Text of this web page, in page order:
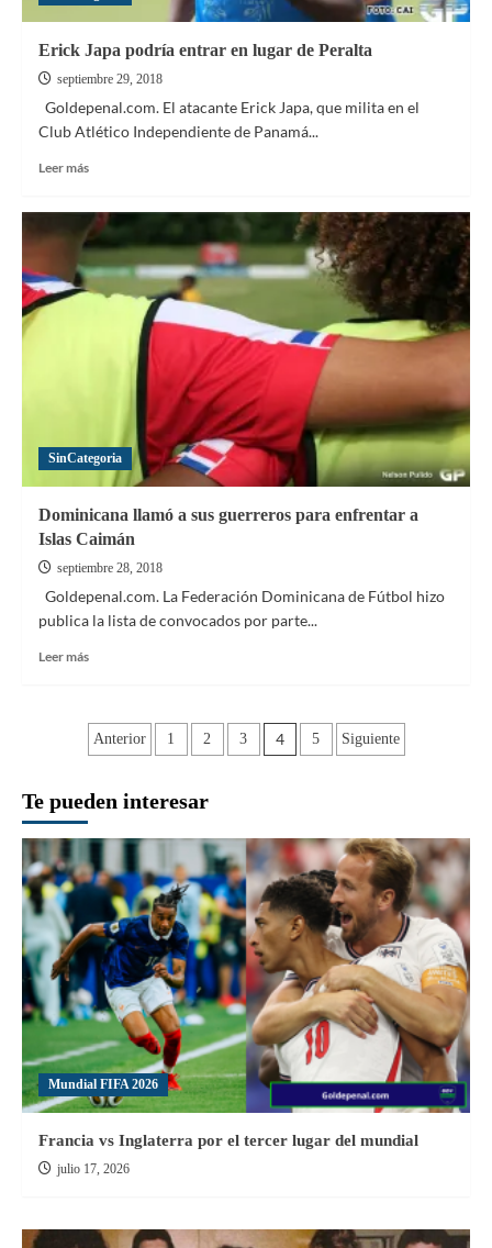
Erick Japa podría entrar en lugar de Peralta
septiembre 29, 2018
Goldepenal.com. El atacante Erick Japa, que milita en el
Club Atlético Independiente de Panamá...
Leer másLeer
Erick
Japa
podría
entrar
SinCategoria
Dominicana llamó a sus guerreros para enfrentar a
Islas Caimán
septiembre 28, 2018
Goldepenal.com. La Federación Dominicana de Fútbol hizo
publica la lista de convocados por parte...
Leer másLeer
llamó
a
guerreros
enfrentar
a
Islas
Caimán
Paginación
entradas
Anterior 1 2 3 4 5 Siguiente
Te pueden interesar
Mundial FIFA 2026
Francia vs Inglaterra por el tercer lugar del mundial
julio 17, 2026